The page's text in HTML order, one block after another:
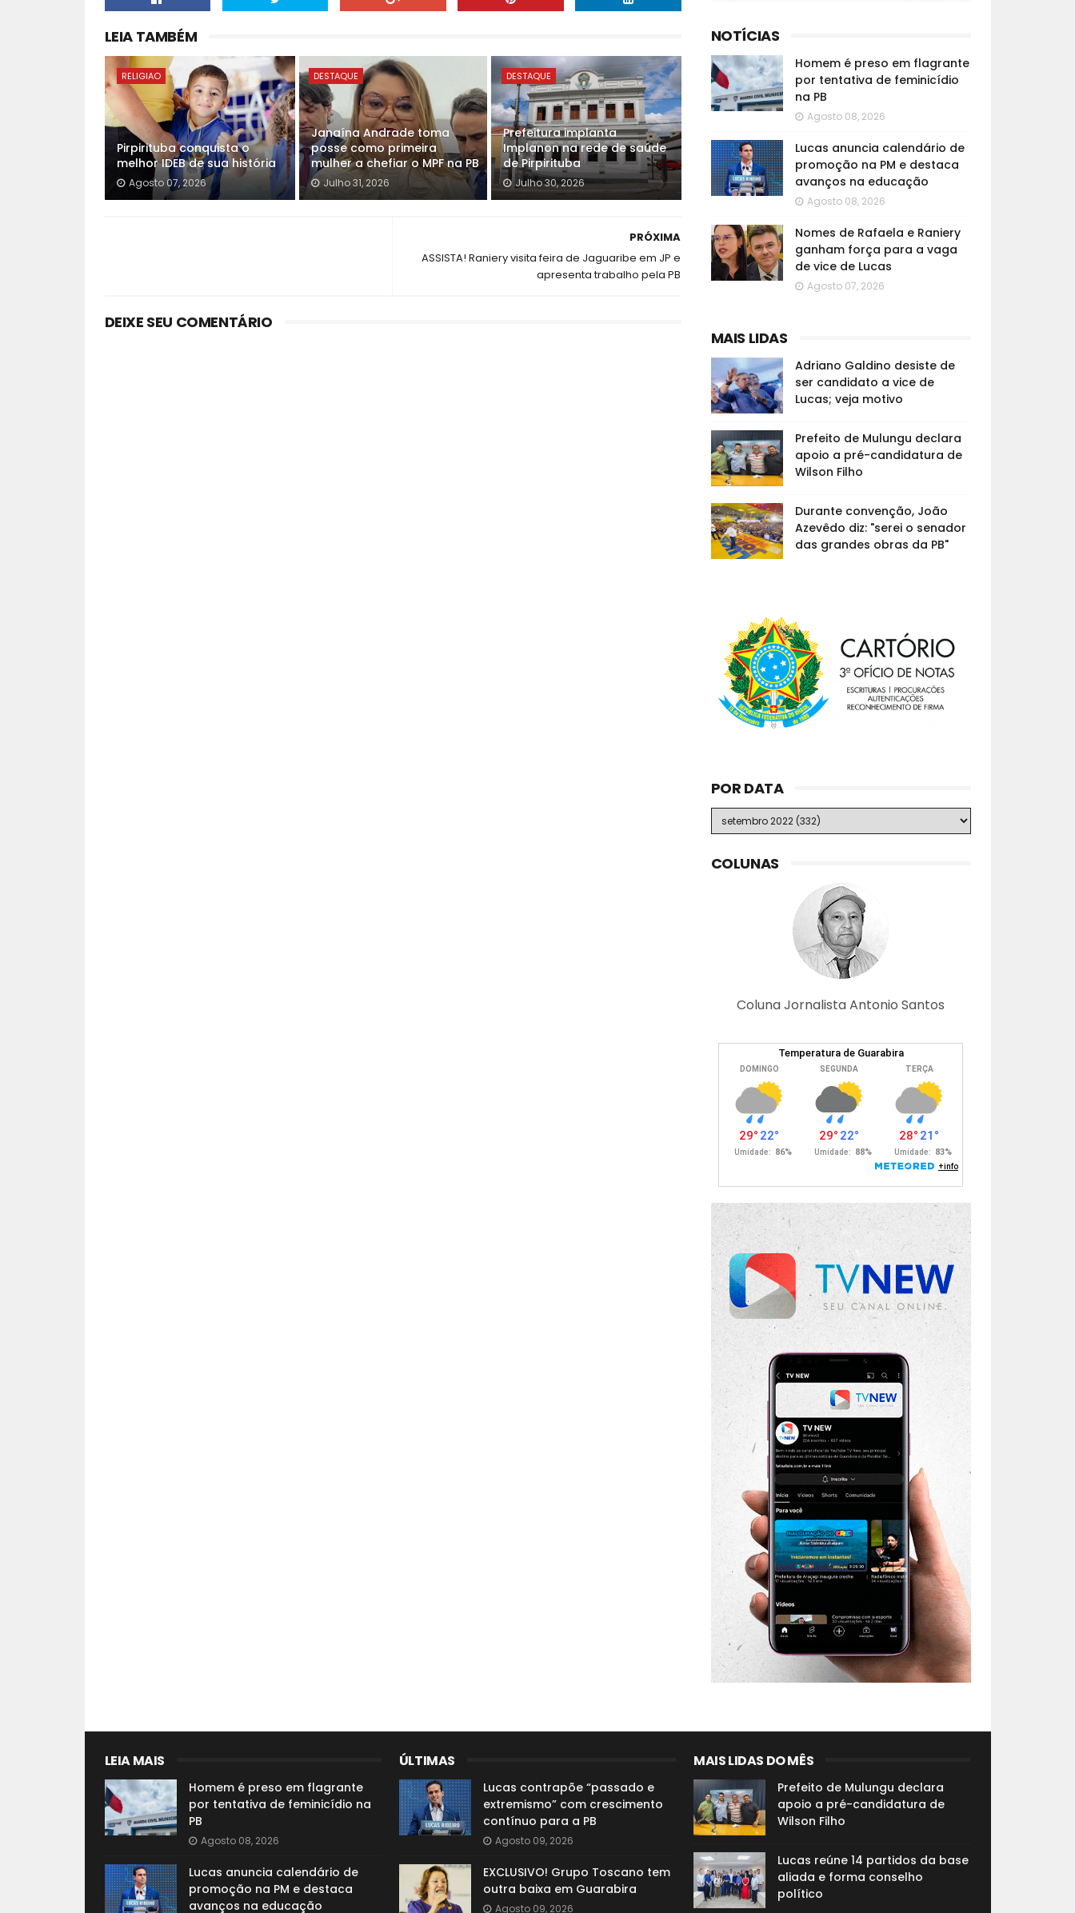
LEIA TAMBÉM
RELIGIAO
Pirpirituba conquista o
melhor IDEB de sua história
Agosto 07, 2026
DESTAQUE
Janaína Andrade toma
posse como primeira
mulher a chefiar o MPF na PB
Julho 31, 2026
DESTAQUE
Prefeitura implanta
Implanon na rede de saúde
de Pirpirituba
Julho 30, 2026
PRÓXIMA
ASSISTA! Raniery visita feira de Jaguaribe em JP e
apresenta trabalho pela PB
DEIXE SEU COMENTÁRIO
NOTÍCIAS
Homem é preso em flagrante
por tentativa de feminicídio
na PB
Agosto 08, 2026
Lucas anuncia calendário de
promoção na PM e destaca
avanços na educação
Agosto 08, 2026
Nomes de Rafaela e Raniery
ganham força para a vaga
de vice de Lucas
Agosto 07, 2026
MAIS LIDAS
Adriano Galdino desiste de
ser candidato a vice de
Lucas; veja motivo
Prefeito de Mulungu declara
apoio a pré-candidatura de
Wilson Filho
Durante convenção, João
Azevêdo diz: "serei o senador
das grandes obras da PB"
POR DATA
COLUNAS
Coluna Jornalista Antonio Santos
LEIA MAIS
Homem é preso em flagrante
por tentativa de feminicídio na
PB
Agosto 08, 2026
Lucas anuncia calendário de
promoção na PM e destaca
avanços na educação
ÚLTIMAS
Lucas contrapõe “passado e
extremismo” com crescimento
contínuo para a PB
Agosto 09, 2026
EXCLUSIVO! Grupo Toscano tem
outra baixa em Guarabira
Agosto 09, 2026
MAIS LIDAS DO MÊS
Prefeito de Mulungu declara
apoio a pré-candidatura de
Wilson Filho
Lucas reúne 14 partidos da base
aliada e forma conselho
político